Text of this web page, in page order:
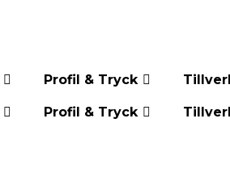
Profil & Tryck
Profil & Tryck